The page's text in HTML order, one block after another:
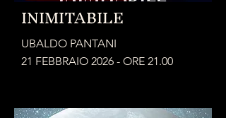
INIMITABILE
UBALDO PANTANI
21 FEBBRAIO 2026 - ORE 21.00